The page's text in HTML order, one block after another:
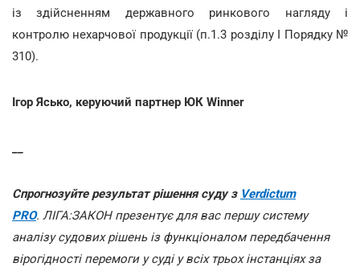
із здійсненням державного ринкового нагляду і
контролю нехарчової продукції (п.1.3 розділу І Порядку №
310).
Ігор Ясько, керуючий партнер ЮК Winner
Спрогнозуйте результат рішення суду з Verdictum
PRO. ЛІГА:ЗАКОН презентує для вас першу систему
аналізу судових рішень із функціоналом передбачення
вірогідності перемоги у суді у всіх трьох інстанціях за